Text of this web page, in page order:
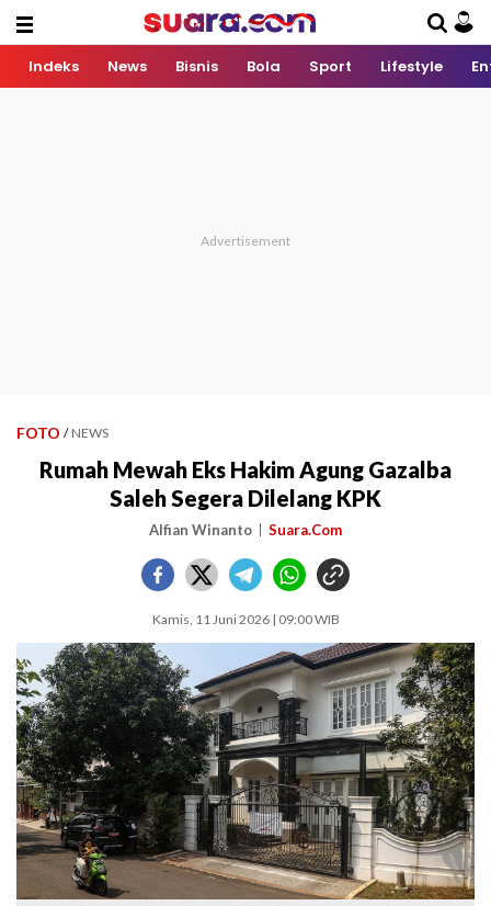
Indeks News Bisnis Bola Sport Lifestyle
FOTO / NEWS
Rumah Mewah Eks Hakim Agung Gazalba
Saleh Segera Dilelang KPK
Alfian Winanto Suara.Com
Kamis, 11 Juni 2026 | 09:00 WIB